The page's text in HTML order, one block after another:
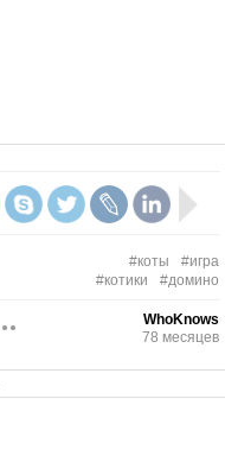
#коты
#игра
#котики
#домино
WhoKnows
78 месяцев